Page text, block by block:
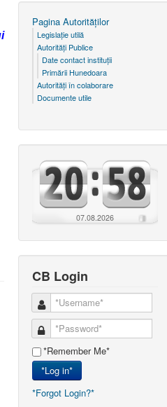
Pagina Autorităţilor
Legislaţie utilă
Autorităţi Publice
Date contact instituţii
Primării Hunedoara
Autorităţi în colaborare
Documente utile
07.08.2026
CB Login
*Remember Me*
*Log in*
*Forgot Login?*